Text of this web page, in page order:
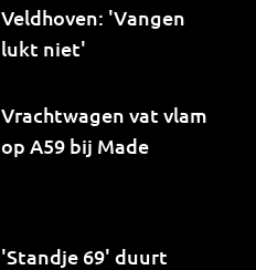
Veldhoven: 'Vangen
lukt niet'
Vrachtwagen vat vlam
op A59 bij Made
'Standje 69' duurt